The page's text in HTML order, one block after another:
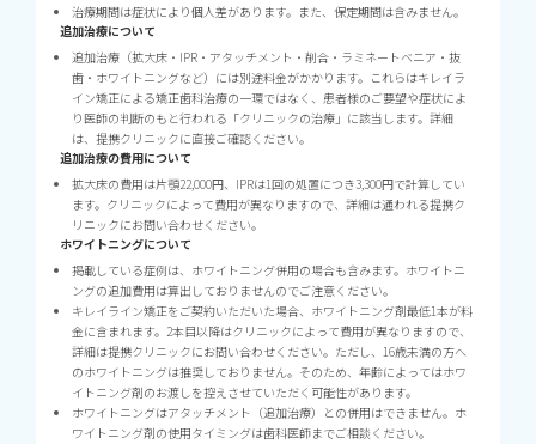
治療期間は症状により個人差があります。また、保定期間は含みません。
追加治療について
追加治療（拡大床・IPR・アタッチメント・削合・ラミネートベニア・抜
歯・ホワイトニングなど）には別途料金がかかります。これらはキレイラ
イン矯正による矯正歯科治療の一環ではなく、患者様のご要望や症状によ
り医師の判断のもと行われる「クリニックの治療」に該当します。詳細
は、提携クリニックに直接ご確認ください。
追加治療の費用について
拡大床の費用は片顎22,000円、IPRは1回の処置につき3,300円で計算してい
ます。クリニックによって費用が異なりますので、詳細は通われる提携ク
リニックにお問い合わせください。
ホワイトニングについて
掲載している症例は、ホワイトニング併用の場合も含みます。ホワイトニ
ングの追加費用は算出しておりませんのでご注意ください。
キレイライン矯正をご契約いただいた場合、ホワイトニング剤最低1本が料
金に含まれます。2本目以降はクリニックによって費用が異なりますので、
詳細は提携クリニックにお問い合わせください。ただし、16歳未満の方へ
のホワイトニングは推奨しておりません。そのため、年齢によってはホワ
イトニング剤のお渡しを控えさせていただく可能性があります。
ホワイトニングはアタッチメント（追加治療）との併用はできません。ホ
ワイトニング剤の使用タイミングは歯科医師までご相談ください。